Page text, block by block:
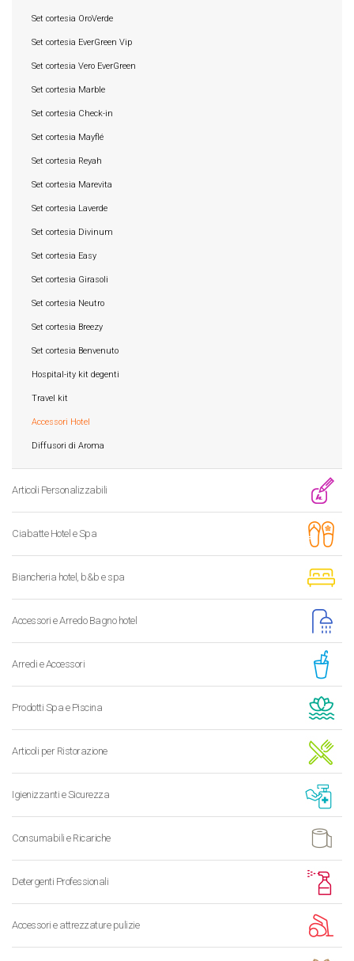
Set cortesia OroVerde
Set cortesia EverGreen Vip
Set cortesia Vero EverGreen
Set cortesia Marble
Set cortesia Check-in
Set cortesia Mayflé
Set cortesia Reyah
Set cortesia Marevita
Set cortesia Laverde
Set cortesia Divinum
Set cortesia Easy
Set cortesia Girasoli
Set cortesia Neutro
Set cortesia Breezy
Set cortesia Benvenuto
Hospital-ity kit degenti
Travel kit
Accessori Hotel
Diffusori di Aroma
Articoli Personalizzabili
Ciabatte Hotel e Spa
Biancheria hotel, b&b e spa
Accessori e Arredo Bagno hotel
Arredi e Accessori
Prodotti Spa e Piscina
Articoli per Ristorazione
Igienizzanti e Sicurezza
Consumabili e Ricariche
Detergenti Professionali
Accessori e attrezzature pulizie